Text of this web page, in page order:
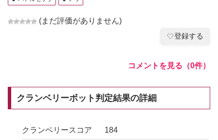
(まだ評価がありません)
🤍登録する
コメントを見る（0件）
クランベリーボット判定結果の詳細
クランベリースコア 184